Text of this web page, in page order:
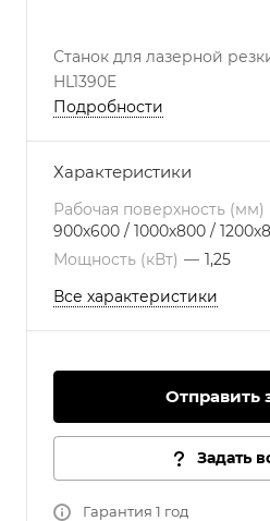
Станок для лазерной
HL1390E
Подробности
Характеристики
Рабочая поверхность (мм)
900х600 / 1000х800 /
Мощность (кВт) — 1,25
Все характеристики
Отправить
Задать
Гарантия 1 год